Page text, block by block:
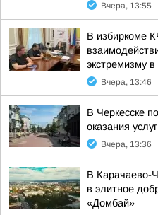
Вчера, 13:55
В избиркоме
экстремизму
Вчера, 13:46
В Черкесске
оказания
Вчера, 13:36
В Карачаево-
в элитное
«Домбай»